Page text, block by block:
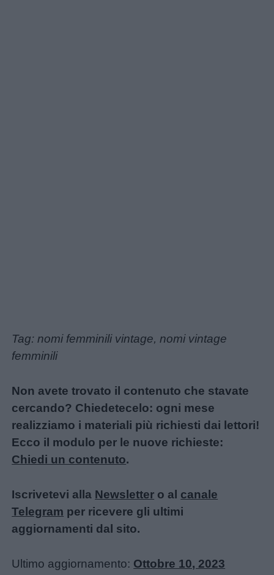
Tag: nomi femminili vintage, nomi vintage
femminili
Non avete trovato il contenuto che stavate
cercando? Chiedetecelo: ogni mese
realizziamo i materiali più richiesti dai lettori!
Ecco il modulo per le nuove richieste:
Chiedi un contenuto.
Iscrivetevi alla Newsletter o al canale
Telegram per ricevere gli ultimi
aggiornamenti dal sito.
Ultimo aggiornamento: Ottobre 10, 2023